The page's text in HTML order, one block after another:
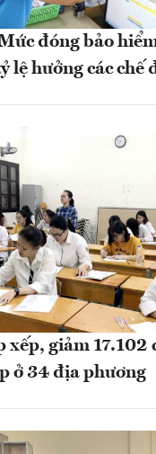
đóng bảo
lệ hưởng các chế
xếp, giảm 17.102
ở 34 địa phương